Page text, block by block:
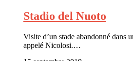
Stadio del Nuoto
Visite d’un stade abandonné dans
appelé Nicolosi.…